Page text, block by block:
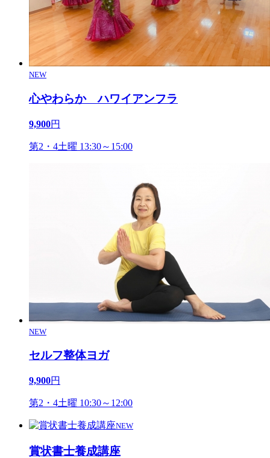
NEW
心やわらか ハワイアンフラ
9,900円
第2・4土曜 13:30～15:00
NEW
セルフ整体ヨガ
9,900円
第2・4土曜 10:30～12:00
NEW
賞状書士養成講座